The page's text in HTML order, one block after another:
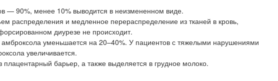
— 90%, менее 10% выводится в неизмененном виде.
распределения и медленное перераспределение из тканей в кровь,
диурезе не происходит.
уменьшается на 20–40%. У пациентов с тяжелыми нарушениями
увеличивается.
барьер, а также выделяется в грудное молоко.